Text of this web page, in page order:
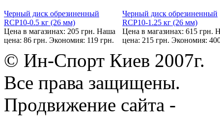
Черный диск обрезиненный
RCP10-0.5 кг (26 мм)
Цена в магазинах: 205 грн. Наша
цена: 86 грн. Экономия: 119 грн.
Черный диск обрезиненный
RCP10-1.25 кг (26 мм)
Цена в магазинах: 615 грн.
цена: 215 грн. Экономия:
© Ин-Спорт Киев 2007г.
Все права защищены.
Продвижение сайта -